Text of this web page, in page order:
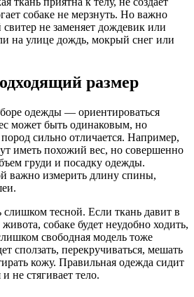
собаке не мерзнуть. Но важно
не заменяет дождевик или
на улице дождь, мокрый снег или
размер
одежды — ориентироваться
может быть одинаковым, но
сильно отличается. Например,
иметь похожий вес, но совершенно
груди и посадку одежды.
важно измерить длину спины,
тесной. Если ткань давит в
собаке будет неудобно ходить,
свободная модель тоже
сползать, перекручиваться, мешать
кожу. Правильная одежда сидит
не стягивает тело.